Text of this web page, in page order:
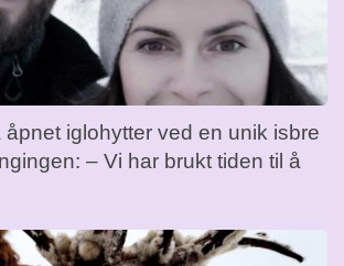
åpnet iglohytter ved en unik isbre
– Vi har brukt tiden til å